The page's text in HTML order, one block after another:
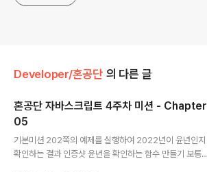
Developer/혼공단 의 다른 글
혼공단 자바스크립트 4주차 미션 - Chapter
05
기본미션 202쪽의 예제를 실행하여 2022년이 윤년인지
확인하는 결과 인증샷 윤년을 확인하는 함수 만들기 보통